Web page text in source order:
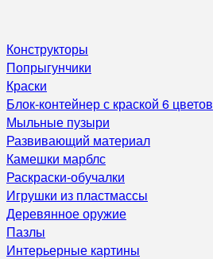
Конструкторы
Попрыгунчики
Краски
Блок-контейнер с краской 6 цветов
Мыльные пузыри
Развивающий материал
Камешки марблс
Раскраски-обучалки
Игрушки из пластмассы
Деревянное оружие
Пазлы
Интерьерные картины